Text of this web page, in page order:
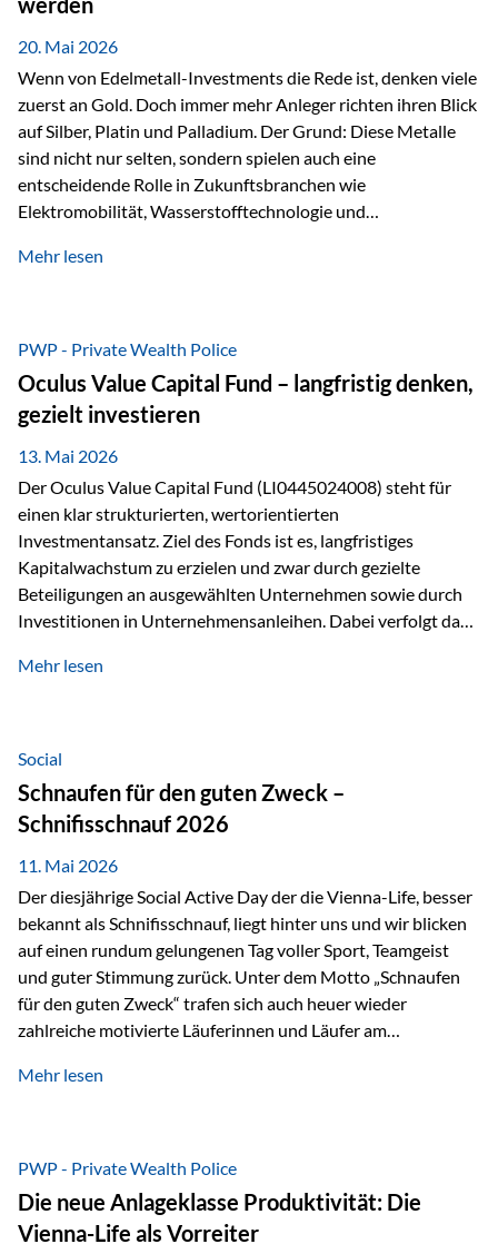
ungedeckte Papierwährungen. Wie groß dieser
Vertrauensverlust ausfällt, zeigt ein nüchterner
20. Mai 2026
Wenn von Edelmetall-Investments die Rede ist, denken viele
zuerst an Gold. Doch immer mehr Anleger richten ihren Blick
auf Silber, Platin und Palladium. Der Grund: Diese Metalle
sind nicht nur selten, sondern spielen auch eine
entscheidende Rolle in Zukunftsbranchen wie
Elektromobilität, Wasserstofftechnologie und
Faktoren für Investoren – begrenztes Angebot und
klassischer „Sicherheitsanker“ gilt, bieten Silber, Platin und
Palladium zusätzlich die Chance, von technologischen
Entwicklungen zu profitieren. Die Nachfrage entsteht nicht
nur durch Anleger, sondern vor allem durch die Industrie.
Gerade in…
Mehr lesen
PWP - Private Wealth Police
Oculus Value Capital Fund – langfristig denken,
gezielt investieren
13. Mai 2026
Der Oculus Value Capital Fund (LI0445024008) steht für
einen klar strukturierten, wertorientierten
Investmentansatz. Ziel des Fonds ist es, langfristiges
Kapitalwachstum zu erzielen und zwar durch gezielte
Beteiligungen an ausgewählten Unternehmen sowie durch
Investitionen in Unternehmensanleihen. Dabei verfolgt das
Marktbewegungen stehen im Fokus, sondern die
innerhalb der Private Wealth Police der Vienna-Life steht
der Oculus Value Capital Fund für einen langfristig
orientierten Value-Investing-Ansatz mit Fokus auf
fundamentale Unternehmensanalyse und nachhaltige
Wertentwicklung. Der Investmentansatz: Value Investing
mit Weitblick Im Zentrum steht ein…
Mehr lesen
Social
Schnaufen für den guten Zweck –
Schnifisschnauf 2026
11. Mai 2026
Der diesjährige Social Active Day der die Vienna-Life, besser
bekannt als Schnifisschnauf, liegt hinter uns und wir blicken
auf einen rundum gelungenen Tag voller Sport, Teamgeist
und guter Stimmung zurück. Unter dem Motto „Schnaufen
für den guten Zweck“ trafen sich auch heuer wieder
zahlreiche motivierte Läuferinnen und Läufer am
Höchstleistungen für einen guten Zweck zu erbringen. Mit
Mäder gesammelt werden konnten. Die anspruchsvolle
Strecke mit rund 4,8 Kilometern und 680 Höhenmetern
stellte die Teilnehmerinnen und Teilnehmer vor eine
Mehr lesen
PWP - Private Wealth Police
Die neue Anlageklasse Produktivität: Die
Vienna-Life als Vorreiter